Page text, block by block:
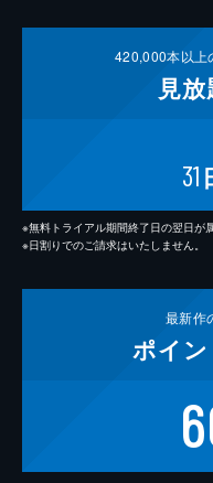
420,000本以上
見放
31
※無料トライアル期間終了日の翌日が
※日割りでのご請求はいたしません。
最新作
ポイン